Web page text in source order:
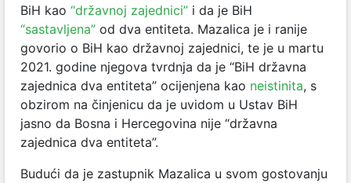
BiH kao “državnoj zajednici” i da je BiH
“sastavljena” od dva entiteta. Mazalica je i ranije
govorio o BiH kao državnoj zajednici, te je u martu
2021. godine njegova tvrdnja da je “BiH državna
zajednica dva entiteta” ocijenjena kao neistinita, s
obzirom na činjenicu da je uvidom u Ustav BiH
jasno da Bosna i Hercegovina nije “državna
zajednica dva entiteta”.
Budući da je zastupnik Mazalica u svom gostovanju